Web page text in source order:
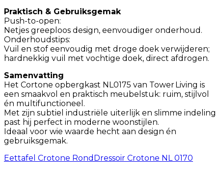
Praktisch & Gebruiksgemak
Push-to-open:
Netjes greeploos design, eenvoudiger onderhoud.
Onderhoudstips:
Vuil en stof eenvoudig met droge doek verwijderen;
hardnekkig vuil met vochtige doek, direct afdrogen.
Samenvatting
Het Cortone opbergkast NL0175 van Tower Living is
een smaakvol en praktisch meubelstuk: ruim, stijlvol
én multifunctioneel.
Met zijn subtiel industriële uiterlijk en slimme indeling
past hij perfect in moderne woonstijlen.
Ideaal voor wie waarde hecht aan design én
gebruiksgemak.
Eettafel Crotone Rond Dressoir Crotone NL 0170